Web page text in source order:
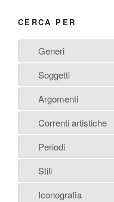
CERCA PER
Generi
Soggetti
Argomenti
Correnti artistiche
Periodi
Stili
Iconografia